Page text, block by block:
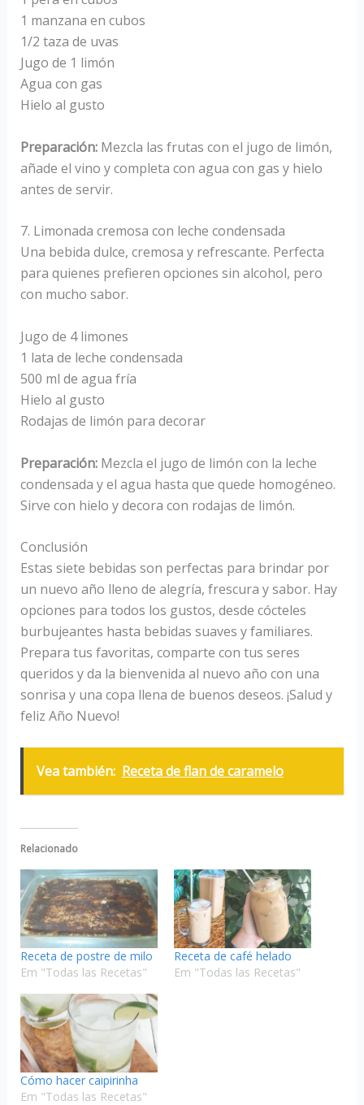
1 manzana en cubos
1/2 taza de uvas
Jugo de 1 limón
Agua con gas
Hielo al gusto
Preparación:Mezcla las frutas con el jugo de limón,
añade el vino y completa con agua con gas y hielo
antes de servir.
7. Limonada cremosa con leche condensada
Una bebida dulce, cremosa y refrescante. Perfecta
para quienes prefieren opciones sin alcohol, pero
con mucho sabor.
Jugo de 4 limones
1 lata de leche condensada
500 ml de agua fría
Hielo al gusto
Rodajas de limón para decorar
Preparación:Mezcla el jugo de limón con la leche
condensada y el agua hasta que quede homogéneo.
Sirve con hielo y decora con rodajas de limón.
Conclusión
Estas siete bebidas son perfectas para brindar por
un nuevo año lleno de alegría, frescura y sabor. Hay
opciones para todos los gustos, desde cócteles
burbujeantes hasta bebidas suaves y familiares.
Prepara tus favoritas, comparte con tus seres
queridos y da la bienvenida al nuevo año con una
sonrisa y una copa llena de buenos deseos. ¡Salud y
feliz Año Nuevo!
Vea también: Receta de flan de caramelo
Relacionado
Receta de postre de milo
Em "Todas las Recetas"
Receta de café helado
Em "Todas las Recetas"
Cómo hacer caipirinha
Em "Todas las Recetas"